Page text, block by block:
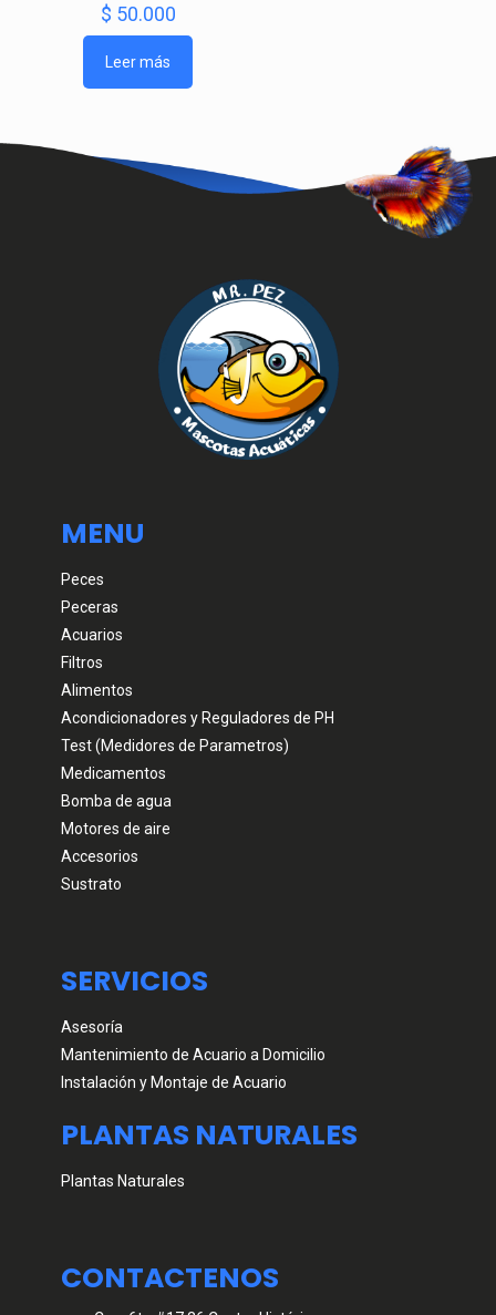
$ 50.000
Leer más
MENU
Peces
Peceras
Acuarios
Filtros
Alimentos
Acondicionadores y Reguladores de PH
Test (Medidores de Parametros)
Medicamentos
Bomba de agua
Motores de aire
Accesorios
Sustrato
SERVICIOS
Asesoría
Mantenimiento de Acuario a Domicilio
Instalación y Montaje de Acuario
PLANTAS NATURALES
Plantas Naturales
CONTACTENOS